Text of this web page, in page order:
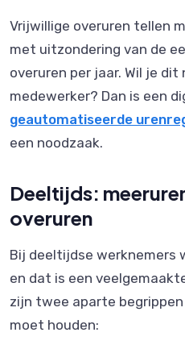
Vrijwillige overuren tellen
met uitzondering van de
overuren per jaar. Wil je
medewerker? Dan is een
geautomatiseerde
een noodzaak.
Deeltijds:
overuren
Bij deeltijdse werknemers
en dat is een
zijn twee aparte
moet houden: